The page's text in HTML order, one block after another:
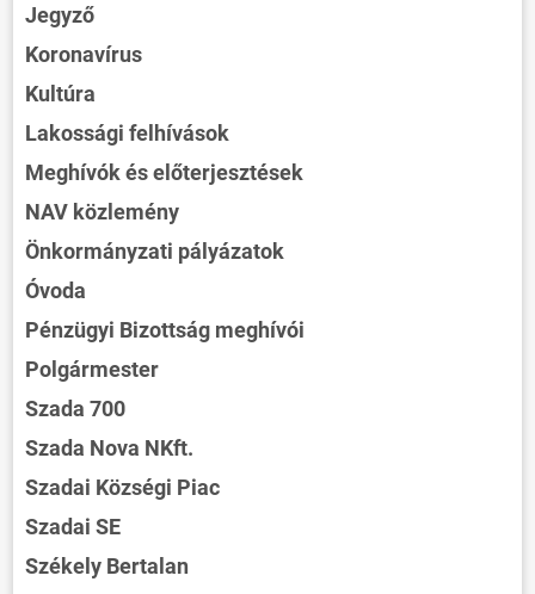
Jegyző
Koronavírus
Kultúra
Lakossági felhívások
Meghívók és előterjesztések
NAV közlemény
Önkormányzati pályázatok
Óvoda
Pénzügyi Bizottság meghívói
Polgármester
Szada 700
Szada Nova NKft.
Szadai Községi Piac
Szadai SE
Székely Bertalan